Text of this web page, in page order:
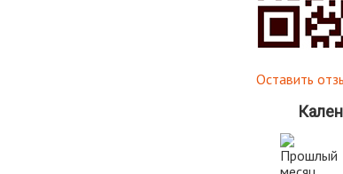
Оставить